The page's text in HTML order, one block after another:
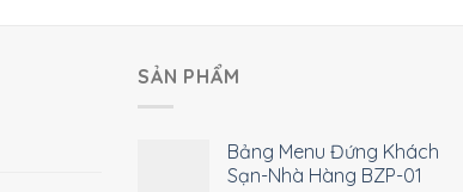
SẢN PHẨM
Bảng Menu Đứng Khách
Sạn-Nhà Hàng BZP-01